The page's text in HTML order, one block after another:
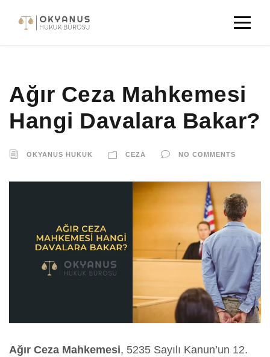
Ağır Ceza Mahkemesi
Hangi Davalara Bakar?
OKYANUS HUKUK CEZA NO COMMENTS
Ağır Ceza Mahkemesi, 5235 Sayılı Kanun’un 12.